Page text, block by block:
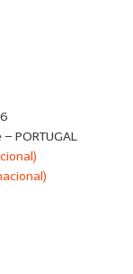
PORTUGAL